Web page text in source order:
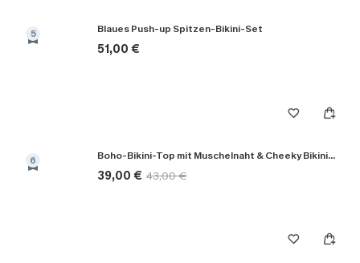
5 Blaues Push-up Spitzen-Bikini-Set
51,00 €
6 Boho-Bikini-Top mit Muschelnaht & Cheeky Bikinihose
39,00 € 43,00 €